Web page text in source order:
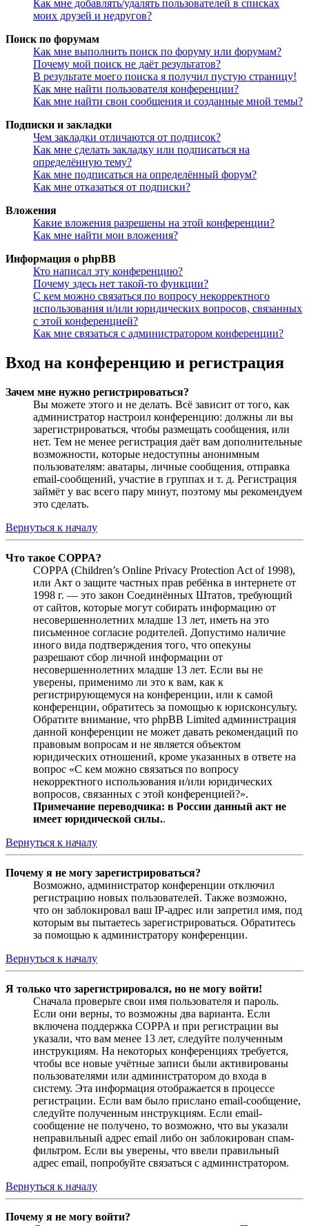
Как мне добавлять/удалять пользователей в списках
моих друзей и недругов?
Поиск по форумам
Как мне выполнить поиск по форуму или форумам?
Почему мой поиск не даёт результатов?
В результате моего поиска я получил пустую страницу!
Как мне найти пользователя конференции?
Как мне найти свои сообщения и созданные мной темы?
Подписки и закладки
Чем закладки отличаются от подписок?
Как мне сделать закладку или подписаться на
определённую тему?
Как мне подписаться на определённый форум?
Как мне отказаться от подписки?
Вложения
Какие вложения разрешены на этой конференции?
Как мне найти мои вложения?
Информация о phpBB
Кто написал эту конференцию?
Почему здесь нет такой-то функции?
С кем можно связаться по вопросу некорректного
использования и/или юридических вопросов, связанных
с этой конференцией?
Как мне связаться с администратором конференции?
Вход на конференцию и регистрация
Зачем мне нужно регистрироваться?
Вы можете этого и не делать. Всё зависит от того, как
администратор настроил конференцию: должны ли вы
зарегистрироваться, чтобы размещать сообщения, или
нет. Тем не менее регистрация даёт вам дополнительные
возможности, которые недоступны анонимным
пользователям: аватары, личные сообщения, отправка
email-сообщений, участие в группах и т. д. Регистрация
займёт у вас всего пару минут, поэтому мы рекомендуем
это сделать.
Вернуться к началу
Что такое COPPA?
COPPA (Children’s Online Privacy Protection Act of 1998),
или Акт о защите частных прав ребёнка в интернете от
1998 г. — это закон Соединённых Штатов, требующий
от сайтов, которые могут собирать информацию от
несовершеннолетних младше 13 лет, иметь на это
письменное согласие родителей. Допустимо наличие
иного вида подтверждения того, что опекуны
разрешают сбор личной информации от
несовершеннолетних младше 13 лет. Если вы не
уверены, применимо ли это к вам, как к
регистрирующемуся на конференции, или к самой
конференции, обратитесь за помощью к юрисконсульту.
Обратите внимание, что phpBB Limited администрация
данной конференции не может давать рекомендаций по
правовым вопросам и не является объектом
юридических отношений, кроме указанных в ответе на
вопрос «С кем можно связаться по вопросу
некорректного использования и/или юридических
вопросов, связанных с этой конференцией?».
Примечание переводчика: в России данный акт не
имеет юридической силы..
Вернуться к началу
Почему я не могу зарегистрироваться?
Возможно, администратор конференции отключил
регистрацию новых пользователей. Также возможно,
что он заблокировал ваш IP-адрес или запретил имя, под
которым вы пытаетесь зарегистрироваться. Обратитесь
за помощью к администратору конференции.
Вернуться к началу
Я только что зарегистрировался, но не могу войти!
Сначала проверьте свои имя пользователя и пароль.
Если они верны, то возможны два варианта. Если
включена поддержка COPPA и при регистрации вы
указали, что вам менее 13 лет, следуйте полученным
инструкциям. На некоторых конференциях требуется,
чтобы все новые учётные записи были активированы
пользователями или администратором до входа в
систему. Эта информация отображается в процессе
регистрации. Если вам было прислано email-сообщение,
следуйте полученным инструкциям. Если email-
сообщение не получено, то возможно, что вы указали
неправильный адрес email либо он заблокирован спам-
фильтром. Если вы уверены, что ввели правильный
адрес email, попробуйте связаться с администратором.
Вернуться к началу
Почему я не могу войти?